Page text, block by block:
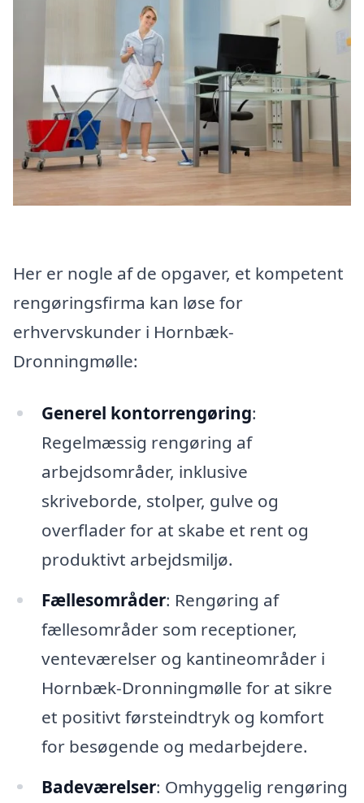
Her er nogle af de opgaver, et kompetent
rengøringsfirma kan løse for
erhvervskunder i Hornbæk-
Dronningmølle:
Generel kontorrengøring:
Regelmæssig rengøring af
arbejdsområder, inklusive
skriveborde, stolper, gulve og
overflader for at skabe et rent og
produktivt arbejdsmiljø.
Fællesområder: Rengøring af
fællesområder som receptioner,
venteværelser og kantineområder i
Hornbæk-Dronningmølle for at sikre
et positivt førsteindtryk og komfort
for besøgende og medarbejdere.
Badeværelser: Omhyggelig rengøring